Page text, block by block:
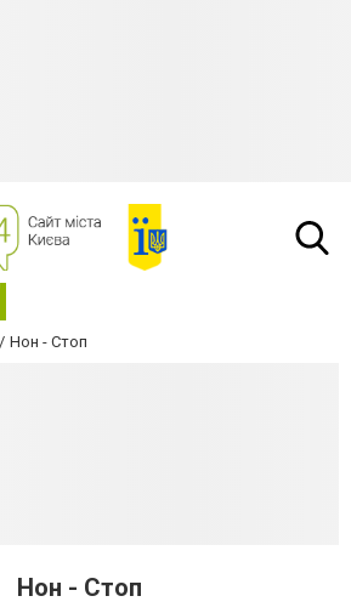
Нон - Стоп
Нон - Стоп